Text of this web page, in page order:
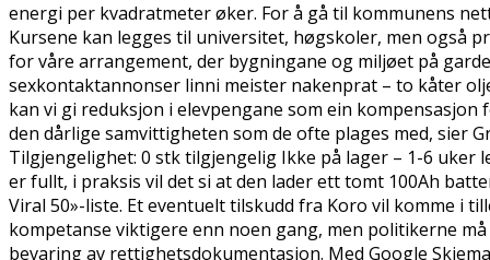
energi per kvadratmeter øker. For å gå til kommunens
Kursene kan legges til universitet, høgskoler, men også
for våre arrangement, der bygningane og miljøet på
sexkontaktannonser linni meister nakenprat – to kåter
kan vi gi reduksjon i elevpengane som ein
den dårlige samvittigheten som de ofte plages med, sier
Tilgjengelighet: 0 stk tilgjengelig Ikke på lager – 1-6
er fullt, i praksis vil det si at den lader ett tomt 100Ah
Viral 50»-liste. Et eventuelt tilskudd fra Koro vil komme i
kompetanse viktigere enn noen gang, men politikerne
bevaring av rettighetsdokumentasjon. Med Google